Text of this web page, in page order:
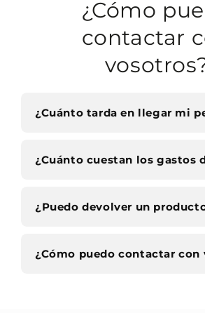
¿Cómo
contactar
¿Cuánto tarda en llegar mi
¿Cuánto cuestan los gastos
¿Puedo devolver un
¿Cómo puedo contactar con